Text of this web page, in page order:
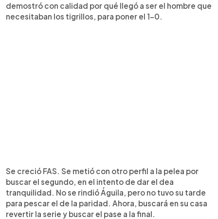
demostró con calidad por qué llegó a ser el hombre que
necesitaban los tigrillos, para poner el 1-0.
Se creció FAS. Se metió con otro perfil a la pelea por
buscar el segundo, en el intento de dar el dea
tranquilidad. No se rindió Águila, pero no tuvo su tarde
para pescar el de la paridad. Ahora, buscará en su casa
revertir la serie y buscar el pase a la final.